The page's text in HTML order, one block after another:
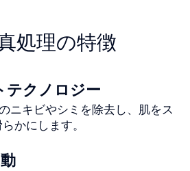
処理の特徴
テクノロジー
ニキビやシミを除去し、肌をス
かにします。